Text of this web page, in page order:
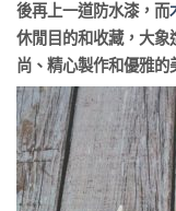
後再上一道防水漆，而
休閒目的和收藏，大象
尚、精心製作和優雅的